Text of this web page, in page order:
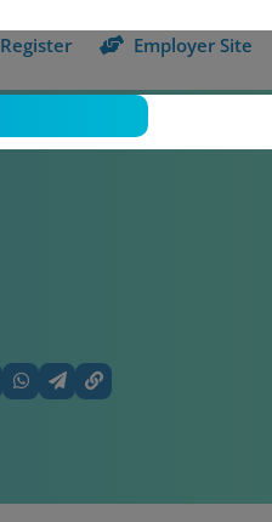
Register Employer Site